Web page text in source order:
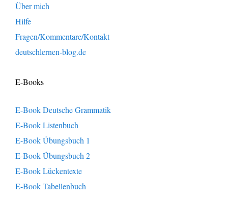
Über mich
Hilfe
Fragen/Kommentare/Kontakt
deutschlernen-blog.de
E-Books
E-Book Deutsche Grammatik
E-Book Listenbuch
E-Book Übungsbuch 1
E-Book Übungsbuch 2
E-Book Lückentexte
E-Book Tabellenbuch